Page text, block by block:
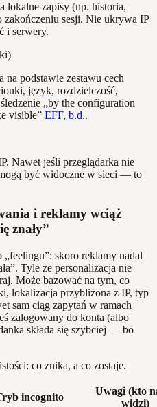
lokalne zapisy (np. historia,
sesji. Nie ukrywa IP
i serwery.
podstawie zestawu cech
język, rozdzielczość,
„by the configuration
visible” EFF, b.d..
Nawet jeśli przeglądarka nie
być widoczne w sieci — to
i reklamy wciąż
znały”
skoro reklamy nadal
Tyle że personalizacja nie
Może bazować na tym, co
lokalizacja przybliżona z IP, typ
sam ciąg zapytań w ramach
zalogowany do konta (albo
składa się szybciej — bo
co znika, a co zostaje.
incognito
Uwagi (kto
widzi)